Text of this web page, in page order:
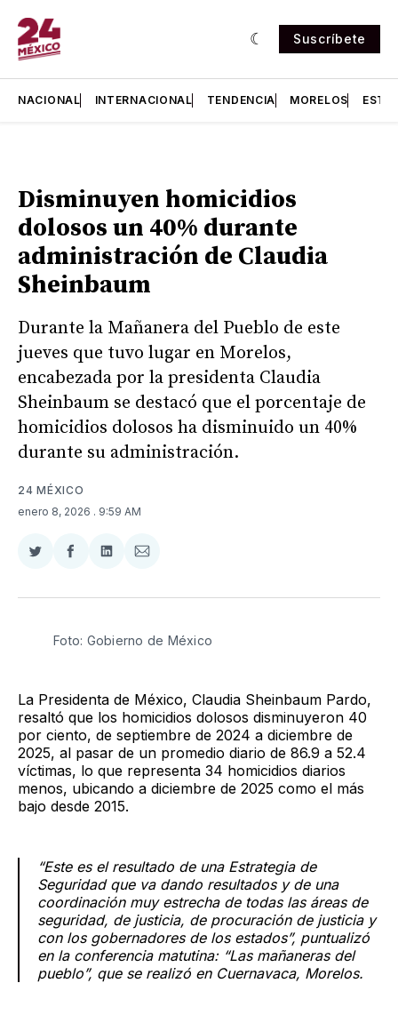
Suscríbete
NACIONAL INTERNACIONAL TENDENCIA MORELOS
Disminuyen homicidios
dolosos un 40% durante
administración de Claudia
Sheinbaum
Durante la Mañanera del Pueblo de este
jueves que tuvo lugar en Morelos,
encabezada por la presidenta Claudia
Sheinbaum se destacó que el porcentaje de
homicidios dolosos ha disminuido un 40%
durante su administración.
24 MÉXICO
enero 8, 2026 . 9:59 AM
Compartir
Twitter
Compartir
Facebook
Compartir
LinkedIn
Compartir
Email
Foto: Gobierno de México
La Presidenta de México, Claudia Sheinbaum Pardo,
resaltó que los homicidios dolosos disminuyeron 40
por ciento, de septiembre de 2024 a diciembre de
2025, al pasar de un promedio diario de 86.9 a 52.4
víctimas, lo que representa 34 homicidios diarios
menos, ubicando a diciembre de 2025 como el más
bajo desde 2015.
“Este es el resultado de una Estrategia de
Seguridad que va dando resultados y de una
coordinación muy estrecha de todas las áreas de
seguridad, de justicia, de procuración de justicia y
con los gobernadores de los estados”, puntualizó
en la conferencia matutina: “Las mañaneras del
pueblo”, que se realizó en Cuernavaca, Morelos.